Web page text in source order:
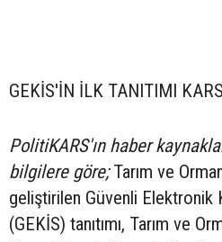
GEKİS'İN İLK TANITIMI
PolitiKARS'ın haber
bilgilere göre;Tarım ve
geliştirilen Güvenli
(GEKİS) tanıtımı, Tarım ve